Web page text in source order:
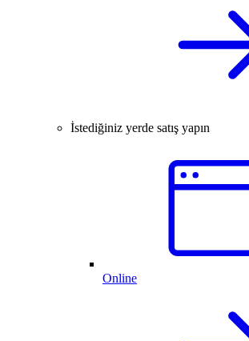
İstediğiniz yerde satış yapın
Online